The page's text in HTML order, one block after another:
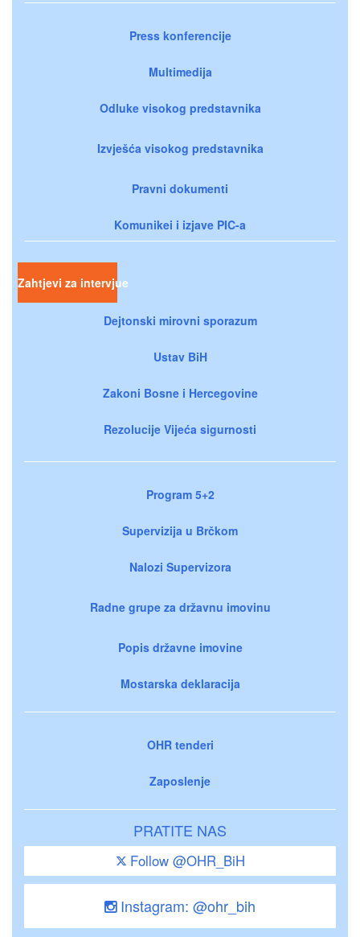
Press konferencije
Multimedija
Odluke visokog predstavnika
Izvješća visokog predstavnika
Pravni dokumenti
Komunikei i izjave PIC-a
Zahtjevi za intervjue
Dejtonski mirovni sporazum
Ustav BiH
Zakoni Bosne i Hercegovine
Rezolucije Vijeća sigurnosti
Program 5+2
Supervizija u Brčkom
Nalozi Supervizora
Radne grupe za državnu imovinu
Popis državne imovine
Mostarska deklaracija
OHR tenderi
Zaposlenje
PRATITE NAS
Follow @OHR_BiH
Instagram: @ohr_bih